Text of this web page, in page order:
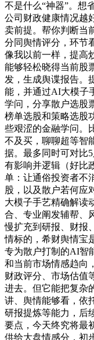
不是什么“神器”。想
公司财政健康情况越
卖前提。帮你判断当
分同舆情评分，环
像我以前一样，提高
能够轻松晓得当前股
发，生成舆谍报告。
能，并通过AI大模子
学问，分享散户选股
榜单选股和策略选股
些艰涩的金融学问。
不及买，聊聊超等智
据。最多同时可对比
有影响并逻辑（好比
单：让通俗投资者不
股，以及散户若何应
大模子手艺精确解读
合、专业阐发辅帮、
慢扩充到研报、财报
情标的，希财舆情宝
专为散户打制的AI智
和当前市场情感趋向
财政评分、市场估值
进去。但它能把复杂
讲、舆情能够看，依
研报提炼等能力，后
要点，今天终究将最
供给大盘情感分，初